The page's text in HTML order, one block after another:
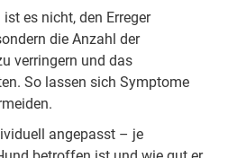
es nicht, den Erreger
die Anzahl der
verringern und das
So lassen sich Symptome
angepasst – je